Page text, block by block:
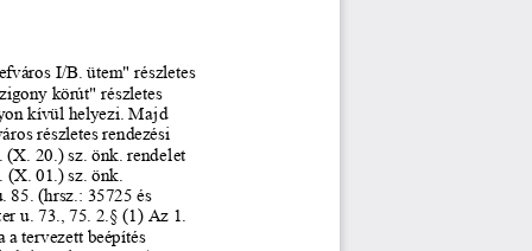
I/B. ütem" részletes
körút" részletes
kívül helyezi. Majd
részletes rendezési
20.) sz. önk. rendelet
(X. 01.) sz. önk.
85. (hrsz.: 35725 és
u. 73., 75. 2.§ (1) Az 1.
a tervezett beépítés